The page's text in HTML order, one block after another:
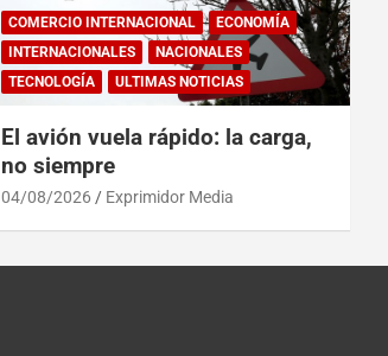
COMERCIO INTERNACIONAL
ECONOMÍA
INTERNACIONALES
NACIONALES
TECNOLOGÍA
ULTIMAS NOTICIAS
El avión vuela rápido: la carga,
no siempre
04/08/2026 Exprimidor Media